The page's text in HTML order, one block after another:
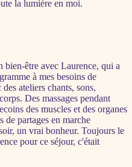
la lumière en moi.
bien-être avec Laurence, qui a
à mes besoins de
ateliers chants, sons,
Des massages pendant
des muscles et des organes
de partages en marche
un vrai bonheur. Toujours le
pour ce séjour, c'était